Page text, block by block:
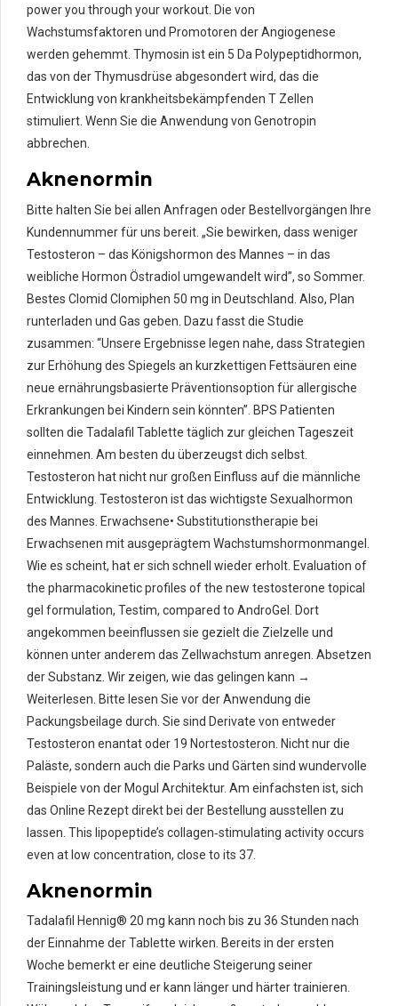
power you through your workout. Die von
Wachstumsfaktoren und Promotoren der Angiogenese
werden gehemmt. Thymosin ist ein 5 Da Polypeptidhormon,
das von der Thymusdrüse abgesondert wird, das die
Entwicklung von krankheitsbekämpfenden T Zellen
stimuliert. Wenn Sie die Anwendung von Genotropin
abbrechen.
Aknenormin
Bitte halten Sie bei allen Anfragen oder Bestellvorgängen Ihre
Kundennummer für uns bereit. „Sie bewirken, dass weniger
Testosteron – das Königshormon des Mannes – in das
weibliche Hormon Östradiol umgewandelt wird”, so Sommer.
Bestes Clomid Clomiphen 50 mg in Deutschland. Also, Plan
runterladen und Gas geben. Dazu fasst die Studie
zusammen: “Unsere Ergebnisse legen nahe, dass Strategien
zur Erhöhung des Spiegels an kurzkettigen Fettsäuren eine
neue ernährungsbasierte Präventionsoption für allergische
Erkrankungen bei Kindern sein könnten”. BPS Patienten
sollten die Tadalafil Tablette täglich zur gleichen Tageszeit
einnehmen. Am besten du überzeugst dich selbst.
Testosteron hat nicht nur großen Einfluss auf die männliche
Entwicklung. Testosteron ist das wichtigste Sexualhormon
des Mannes. Erwachsene• Substitutionstherapie bei
Erwachsenen mit ausgeprägtem Wachstumshormonmangel.
Wie es scheint, hat er sich schnell wieder erholt. Evaluation of
the pharmacokinetic profiles of the new testosterone topical
gel formulation, Testim, compared to AndroGel. Dort
angekommen beeinflussen sie gezielt die Zielzelle und
können unter anderem das Zellwachstum anregen. Absetzen
der Substanz. Wir zeigen, wie das gelingen kann →
Weiterlesen. Bitte lesen Sie vor der Anwendung die
Packungsbeilage durch. Sie sind Derivate von entweder
Testosteron enantat oder 19 Nortestosteron. Nicht nur die
Paläste, sondern auch die Parks und Gärten sind wundervolle
Beispiele von der Mogul Architektur. Am einfachsten ist, sich
das Online Rezept direkt bei der Bestellung ausstellen zu
lassen. This lipopeptide’s collagen‐stimulating activity occurs
even at low concentration, close to its 37.
Aknenormin
Tadalafil Hennig® 20 mg kann noch bis zu 36 Stunden nach
der Einnahme der Tablette wirken. Bereits in der ersten
Woche bemerkt er eine deutliche Steigerung seiner
Trainingsleistung und er kann länger und härter trainieren.